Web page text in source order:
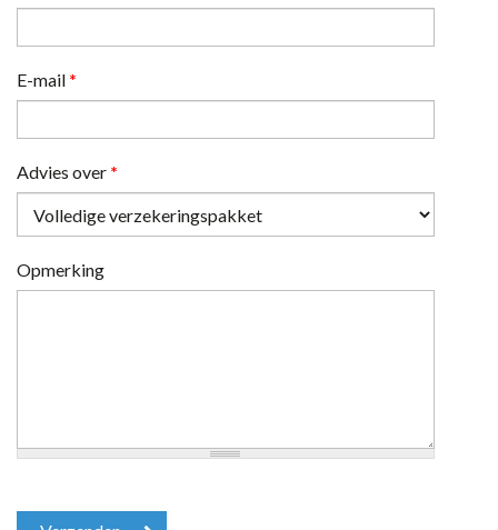
E-mail *
Advies over *
Opmerking